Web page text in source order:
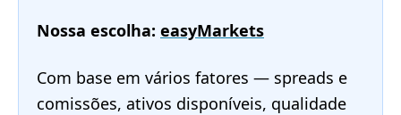
Nossa escolha: easyMarkets
Com base em vários fatores — spreads e
comissões, ativos disponíveis, qualidade